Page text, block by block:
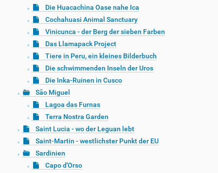
Die Huacachina Oase nahe Ica
Cochahuasi Animal Sanctuary
Vinicunca - der Berg der sieben Farben
Das Llamapack Project
Tiere in Peru, ein kleines Bilderbuch
Die schwimmenden Inseln der Uros
Die Inka-Ruinen in Cusco
São Miguel
Lagoa das Furnas
Terra Nostra Garden
Saint Lucia - wo der Leguan lebt
Saint-Martin - westlichster Punkt der EU
Sardinien
Capo d'Orso